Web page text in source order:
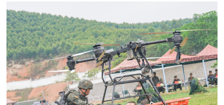
务
防
文
化
国
防
红
色
文